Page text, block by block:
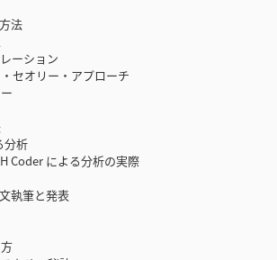
法
ーション
セオリー・アプローチ
析
による分析の実際
執筆と発表